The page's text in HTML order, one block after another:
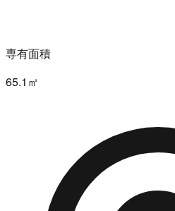
専有面積
65.1㎡